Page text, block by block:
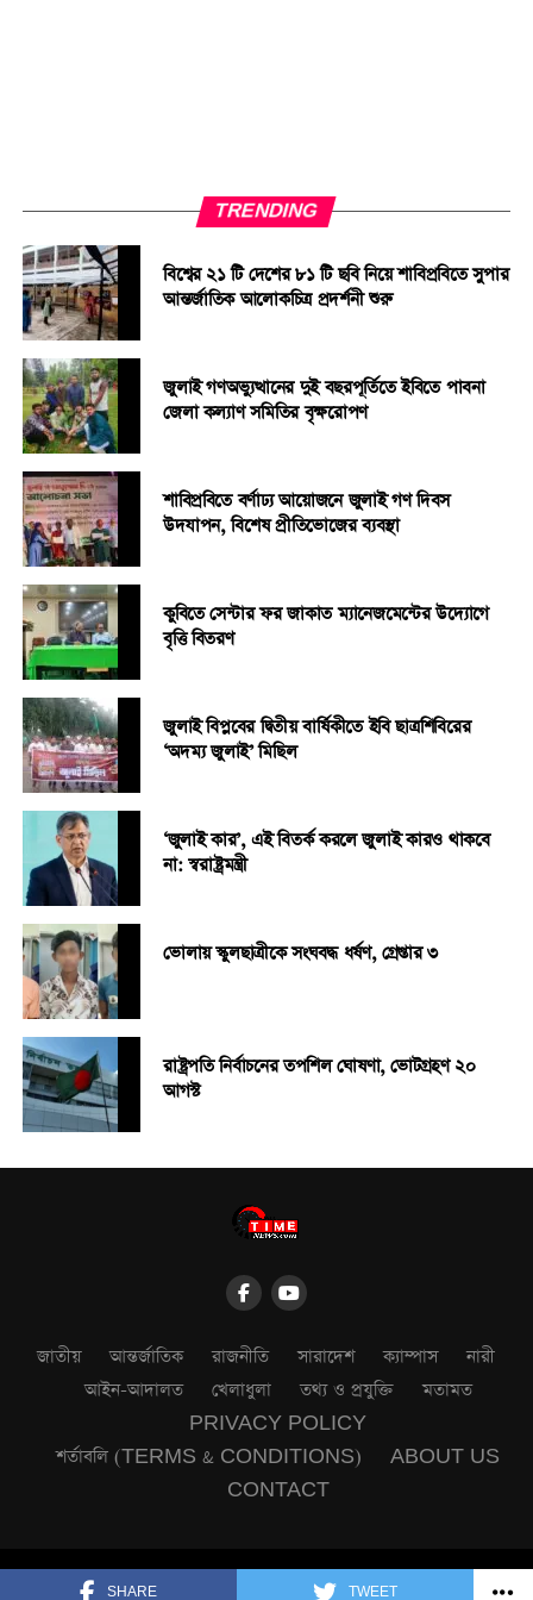
SHARE TWEET
হয়। তিনি বলেন, ৫ আগস্টের আন্দোলনে বিএনপির গুরুত্বপূর্ণ ভূমিকা
ছিল। সে বিষয়ে আপত্তিকর মন্তব্য করায় তাদের অনুষ্ঠান থেকে সরিয়ে
দেওয়া হয়েছে।
এ বিষয়ে অতিরিক্ত পুলিশ সুপার মো. তানভির হোসেন তাৎক্ষণিকভাবে
কোনো মন্তব্য করতে রাজি হননি। তবে জেলা প্রশাসক তাহসিনা বেগম
বলেন, মূল অনুষ্ঠান শান্তিপূর্ণভাবে শেষ হয়েছে। তার ভাষ্য, অনুষ্ঠান
চলাকালে ভেতরে কোনো অপ্রীতিকর ঘটনা ঘটেনি। বাইরে বা আসার
পথে কোনো সমস্যা হয়ে থাকলে তা খতিয়ে দেখা হবে।
TRENDING
বিশ্বের ২১ টি দেশের ৮১ টি ছবি নিয়ে শাবিপ্রবিতে সুপার
আন্তর্জাতিক আলোকচিত্র প্রদর্শনী শুরু
জুলাই গণঅভ্যুত্থানের দুই বছরপূর্তিতে ইবিতে পাবনা
জেলা কল্যাণ সমিতির বৃক্ষরোপণ
শাবিপ্রবিতে বর্ণাঢ্য আয়োজনে জুলাই গণ দিবস
উদযাপন, বিশেষ প্রীতিভোজের ব্যবস্থা
কুবিতে সেন্টার ফর জাকাত ম্যানেজমেন্টের উদ্যোগে
বৃত্তি বিতরণ
জুলাই বিপ্লবের দ্বিতীয় বার্ষিকীতে ইবি ছাত্রশিবিরের
‘অদম্য জুলাই’ মিছিল
‘জুলাই কার’, এই বিতর্ক করলে জুলাই কারও থাকবে
না: স্বরাষ্ট্রমন্ত্রী
ভোলায় স্কুলছাত্রীকে সংঘবদ্ধ ধর্ষণ, গ্রেপ্তার ৩
রাষ্ট্রপতি নির্বাচনের তপশিল ঘোষণা, ভোটগ্রহণ ২০
আগস্ট
জাতীয় আন্তর্জাতিক রাজনীতি সারাদেশ ক্যাম্পাস
নারী
আইন-আদালত
খেলাধুলা তথ্য ও প্রযুক্তি
মতামত
PRIVACY POLICY
শর্তাবলি (TERMS & CONDITIONS)
ABOUT US
CONTACT
Copyright © 2025. powered by All Time News.